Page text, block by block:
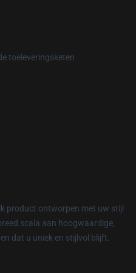
toeleveringsketen
product ontworpen met uw stijl
scala aan hoogwaardige,
dat u uniek en stijlvol blijft.